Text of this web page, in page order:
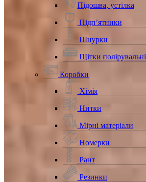
Підошва, устілка
Підп’ятники
Шнурки
Щітки полірувальні
Коробки
Хімія
Нитки
Мірні матеріали
Номерки
Рант
Резинки